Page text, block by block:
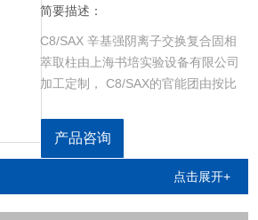
简要描述：
C8/SAX 辛基强阴离子交换复合固相
萃取柱由上海书培实验设备有限公司
加工定制， C8/SAX的官能团由按比
季胺基提供强阴离子交换作用。对于
因C18和C8产生过度吸附，以及SAX
品，可采用C8/SAX混合模式萃取柱。
产品咨询
点击展开+